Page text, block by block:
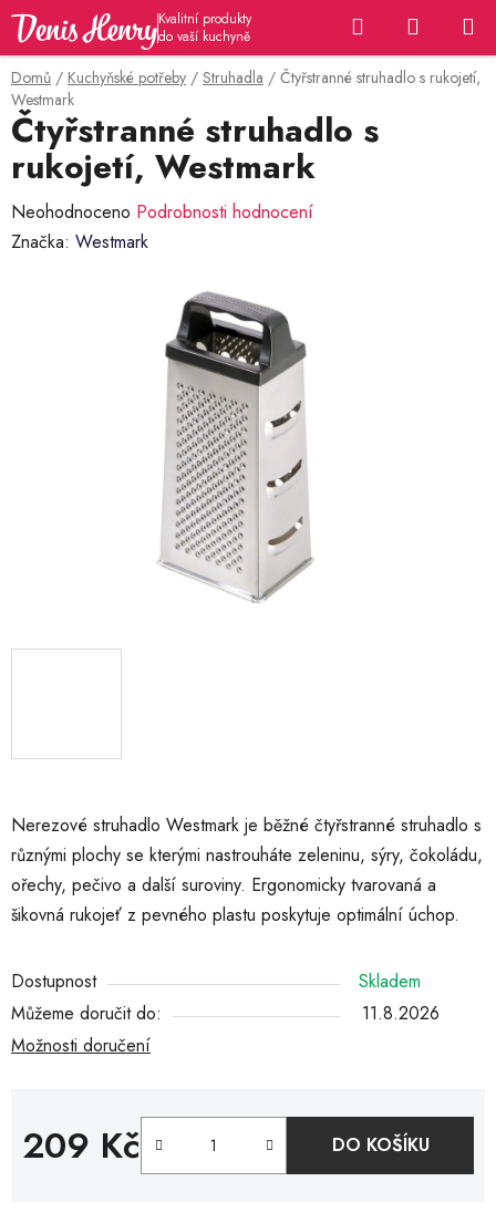
Přejít
obsah
Hledat
KOŠÍK
Domů / Kuchyňské potřeby / Struhadla / Čtyřstranné struhadlo s rukojetí,
Westmark
Nerezové struhadlo Westmark je běžné čtyřstranné struhadlo s
různými plochy se kterými nastrouháte zeleninu, sýry, čokoládu,
ořechy, pečivo a další suroviny. Ergonomicky tvarovaná a
šikovná rukojeť z pevného plastu poskytuje optimální úchop.
Dostupnost
Skladem
Můžeme doručit do:
11.8.2026
Možnosti doručení
209 Kč DO KOŠÍKU
Čtyřstranné struhadlo s
rukojetí, Westmark
Průměrné
hodnocení
Neohodnoceno Podrobnosti hodnocení
Značka: Westmark